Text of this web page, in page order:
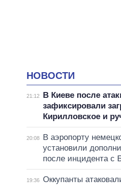
НОВОСТИ
21:12
В Киеве после
зафиксировали
Кирилловское и
20:08
В аэропорту
установили
после инцидента с
19:36 Оккупанты